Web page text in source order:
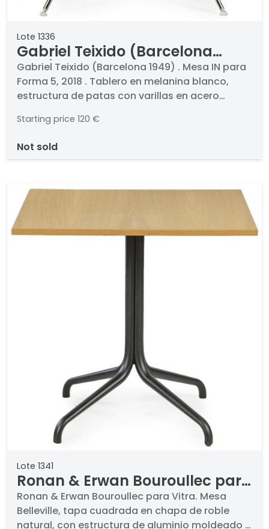
Lote 1336
Gabriel Teixido (Barcelona
1949) Mesa IN para Forma 5,
2018
Gabriel Teixido (Barcelona 1949) . Mesa IN para
Forma 5, 2018 . Tablero en melanina blanco,
estructura de patas con varillas en acero
semitransparente.. Medidas 37,5 x 80 cm
Starting price 120 €
not sold
Lote 1341
Ronan & Erwan Bouroullec para
Vitra Mesa Belleville
Ronan & Erwan Bouroullec para Vitra. Mesa
Belleville, tapa cuadrada en chapa de roble
natural, con estructura de aluminio moldeado y